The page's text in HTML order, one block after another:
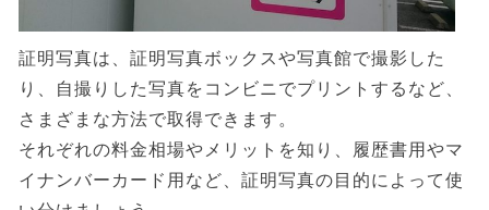
証明写真は、証明写真ボックスや写真館で撮影した
り、自撮りした写真をコンビニでプリントするなど、
さまざまな方法で取得できます。
それぞれの料金相場やメリットを知り、履歴書用やマ
イナンバーカード用など、証明写真の目的によって使